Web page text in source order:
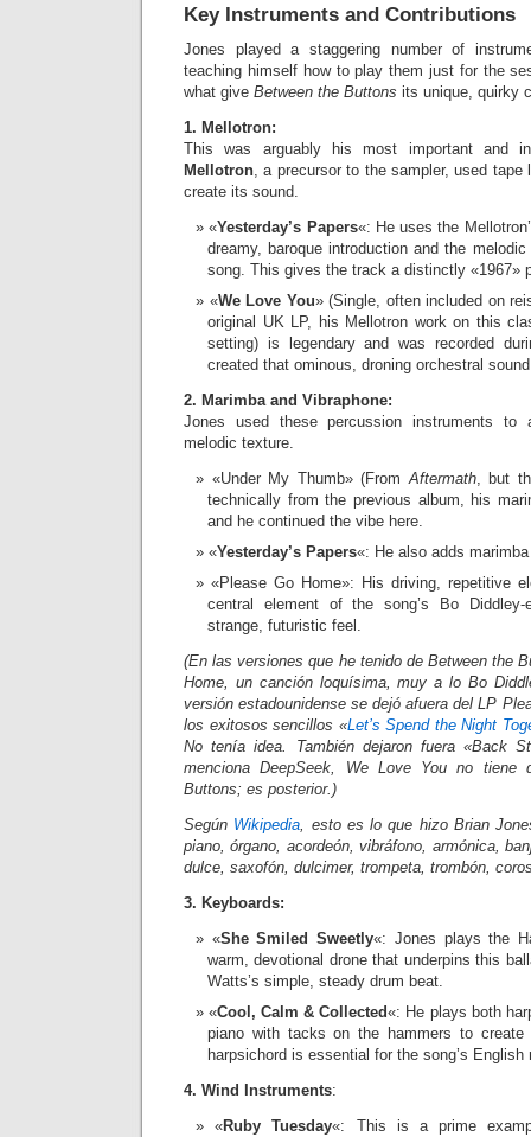
Key Instruments and Contributions
Jones played a staggering number of
teaching himself how to play them just for the
what give Between the Buttons its unique, quirky
1. Mellotron:
This was arguably his most important and
Mellotron, a precursor to the sampler, used
create its sound.
«Yesterday’s Papers«: He uses the
dreamy, baroque introduction and the
song. This gives the track a distinctly «1967»
«We Love You» (Single, often included on
original UK LP, his Mellotron work on this
setting) is legendary and was recorded
created that ominous, droning orchestral
2. Marimba and Vibraphone:
Jones used these percussion instruments
melodic texture.
«Under My Thumb» (FromAftermath, but
technically from the previous album, his
and he continued the vibe here.
«Yesterday’s Papers«: He also adds
«Please Go Home»: His driving, repetitive
central element of the song’s Bo
strange, futuristic feel.
(En las versiones que he tenido de Between the
Home, un canción loquísima, muy a lo Bo
versión estadounidense se dejó afuera del LP
los exitosos sencillos «Let’s Spend the Night
No tenía idea. También dejaron fuera «Back
menciona DeepSeek, We Love You no tiene
Buttons; es posterior.)
Según Wikipedia, esto es lo que hizo Brian
piano, órgano, acordeón, vibráfono, armónica,
dulce, saxofón, dulcimer, trompeta, trombón,
3. Keyboards:
«She Smiled Sweetly«: Jones plays the
warm, devotional drone that underpins this
Watts’s simple, steady drum beat.
«Cool, Calm & Collected«: He plays both
piano with tacks on the hammers to create
harpsichord is essential for the song’s
4. Wind Instruments:
«Ruby Tuesday«: This is a prime